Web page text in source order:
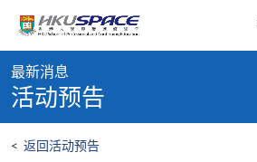
content
content
start
最新消息
活动预告
< 返回活动预告